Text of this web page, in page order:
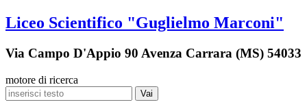
Liceo Scientifico "Guglielmo Marconi"
Via Campo D'Appio 90 Avenza Carrara (MS) 54033
motore di ricerca
Vai